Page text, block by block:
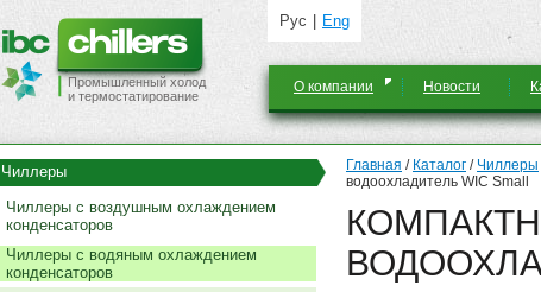
Промышленный холод
и термостатирование
Рус Eng
О компании Новости
Чиллеры
Чиллеры с воздушным охлаждением
конденсаторов
Чиллеры с водяным охлаждением
конденсаторов
Главная / Каталог / Чиллеры
водоохладитель WIC Small